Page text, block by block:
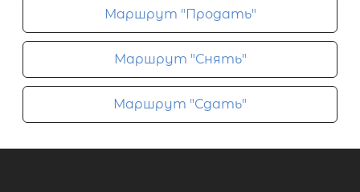
Маршрут "Продать"
Маршрут "Снять"
Маршрут "Сдать"